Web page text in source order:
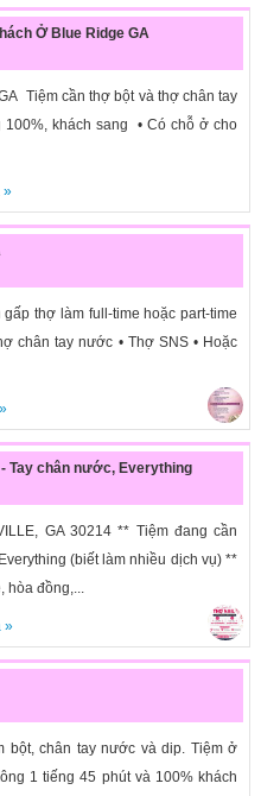
Ở Blue Ridge GA
Tiệm cần thợ bột và thợ chân tay
khách sang • Có chỗ ở cho
»
thợ làm full-time hoặc part-time
chân tay nước • Thợ SNS • Hoặc
Tay chân nước, Everything
GA 30214 ** Tiệm đang cần
(biết làm nhiều dịch vụ) **
hòa đồng,...
»
bột, chân tay nước và dip. Tiệm ở
1 tiếng 45 phút và 100% khách